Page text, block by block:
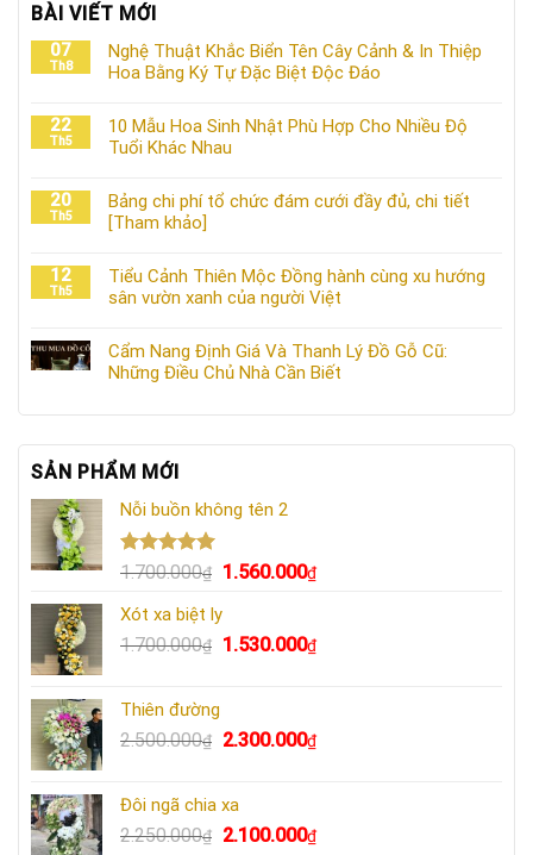
BÀI VIẾT MỚI
07
Th8
Nghệ Thuật Khắc Biển Tên Cây Cảnh & In Thiệp
Hoa Bằng Ký Tự Đặc Biệt Độc Đáo
22
Th5
10 Mẫu Hoa Sinh Nhật Phù Hợp Cho Nhiều Độ
Tuổi Khác Nhau
20
Th5
Bảng chi phí tổ chức đám cưới đầy đủ, chi tiết
[Tham khảo]
12
Th5
Tiểu Cảnh Thiên Mộc Đồng hành cùng xu hướng
sân vườn xanh của người Việt
Cẩm Nang Định Giá Và Thanh Lý Đồ Gỗ Cũ:
Những Điều Chủ Nhà Cần Biết
SẢN PHẨM MỚI
Nỗi buồn không tên 2
Được xếp
5 sao
1.700.000₫
Giá
là:
1.700.000₫.
1.560.000₫Giá
là:
Xót xa biệt ly
1.700.000₫
Giá
1.530.000₫Giá
1.530.000₫.
Thiên đường
2.500.000₫
Giá
2.500.000₫.
2.300.000₫Giá
2.300.000₫.
Đôi ngã chia xa
2.250.000₫
Giá
2.100.000₫Giá